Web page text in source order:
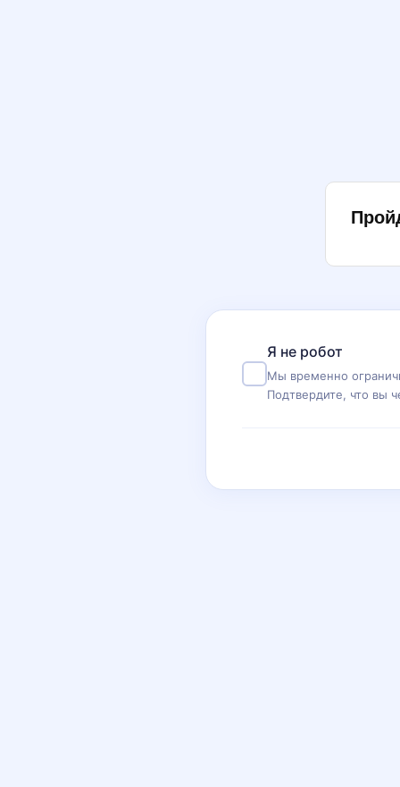
Я не робот
Мы временно
Подтвердите, что вы